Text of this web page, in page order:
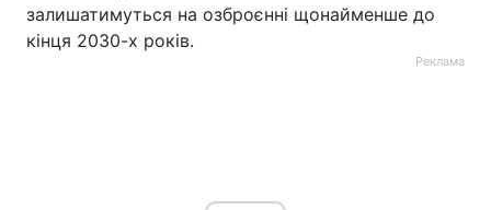
залишатимуться на озброєнні щонайменше до
кінця 2030-х років.
Реклама